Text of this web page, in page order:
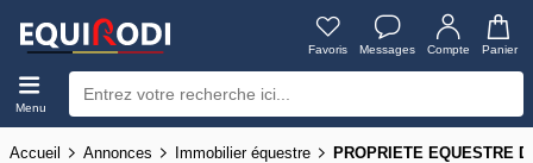
Favoris Messages Compte Panier
Menu
Accueil Annonces Immobilier équestre PROPRIETE EQUESTRE